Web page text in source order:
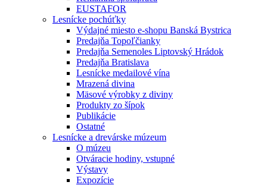
EUSTAFOR
Lesnícke pochúťky
Výdajné miesto e-shopu Banská Bystrica
Predajňa Topoľčianky
Predajňa Semenoles Liptovský Hrádok
Predajňa Bratislava
Lesnícke medailové vína
Mrazená divina
Mäsové výrobky z diviny
Produkty zo šípok
Publikácie
Ostatné
Lesnícke a drevárske múzeum
O múzeu
Otváracie hodiny, vstupné
Výstavy
Expozície